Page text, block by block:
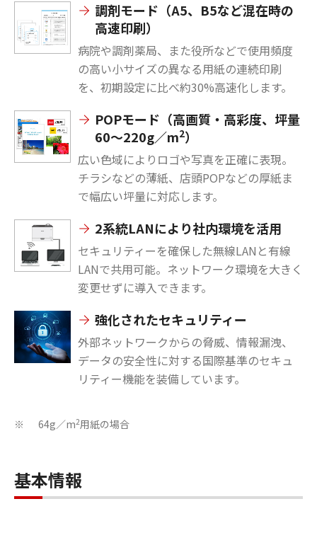
調剤モード（A5、B5など混在時の
高速印刷）
病院や調剤薬局、また役所などで使用頻度
の高い小サイズの異なる用紙の連続印刷
を、初期設定に比べ約30%高速化します。
POPモード（高画質・高彩度、坪量
60～220g／m2）
広い色域によりロゴや写真を正確に表現。
チラシなどの薄紙、店頭POPなどの厚紙ま
で幅広い坪量に対応します。
2系統LANにより社内環境を活用
セキュリティーを確保した無線LANと有線
LANで共用可能。ネットワーク環境を大きく
変更せずに導入できます。
強化されたセキュリティー
外部ネットワークからの脅威、情報漏洩、
データの安全性に対する国際基準のセキュ
リティー機能を装備しています。
※ 64g／m2用紙の場合
基本情報